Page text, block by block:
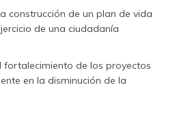
construcción de un plan de vida
de una ciudadanía
fortalecimiento de los proyectos
en la disminución de la